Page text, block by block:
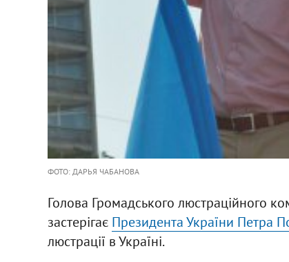
ФОТО: ДАРЬЯ ЧАБАНОВА
Голова Громадського люстраційного
застерігає Президента України Петра
люстрації в Україні.